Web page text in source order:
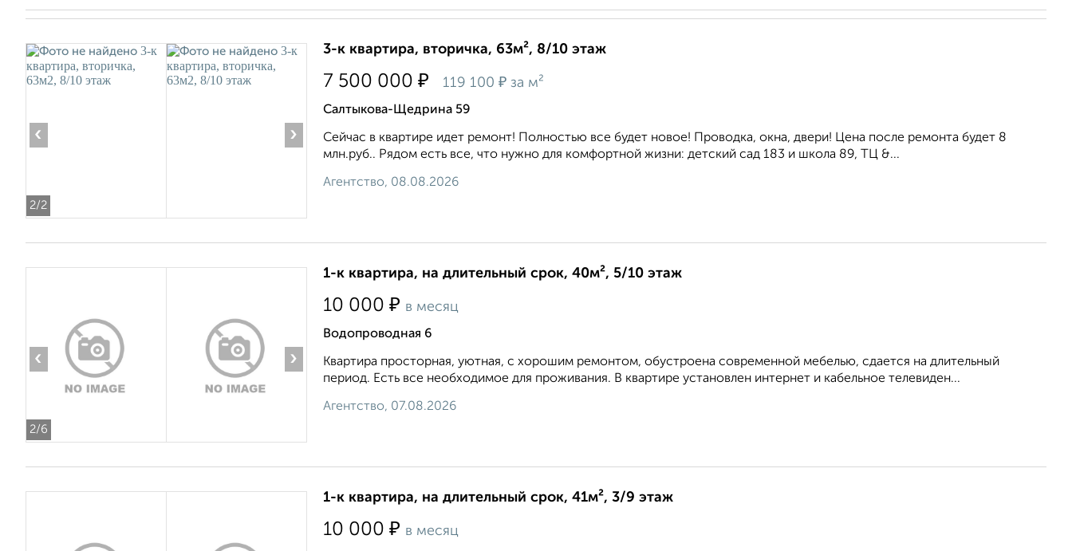
2/2
‹ ›
3-к квартира, вторичка, 63м², 8/10 этаж
7 500 000 ₽ 119 100 ₽ за м²
Салтыкова-Щедрина 59
Сейчас в квартире идет ремонт! Полностью все будет новое! Проводка, окна, двери! Цена после ремонта будет 8
млн.руб.. Рядом есть все, что нужно для комфортной жизни: детский сад 183 и школа 89, ТЦ &...
Агентство, 08.08.2026
2/6
‹ ›
1-к квартира, на длительный срок, 40м², 5/10 этаж
10 000 ₽ в месяц
Водопроводная 6
Квартира просторная, уютная, с хорошим ремонтом, обустроена современной мебелью, сдается на длительный
период. Есть все необходимое для проживания. В квартире установлен интернет и кабельное телевиден...
Агентство, 07.08.2026
1-к квартира, на длительный срок, 41м², 3/9 этаж
10 000 ₽ в месяц